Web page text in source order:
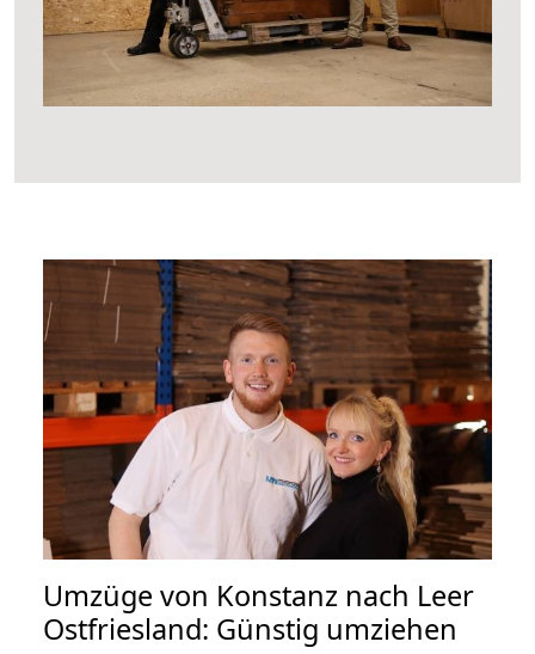
Umzüge von Konstanz nach Leer
Ostfriesland: Günstig umziehen